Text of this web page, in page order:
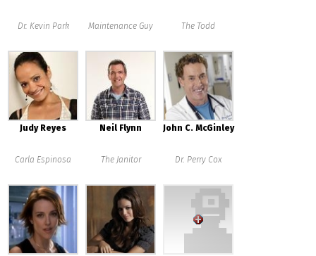
Dr. Kevin Park Maintenance Guy The Todd
Judy Reyes
Carla Espinosa
Neil Flynn
The Janitor
John C. McGinley
Dr. Perry Cox